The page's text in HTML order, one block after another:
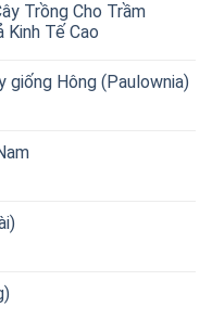
Trồng Cho Trầm
Kinh Tế Cao
giống Hông (Paulownia)